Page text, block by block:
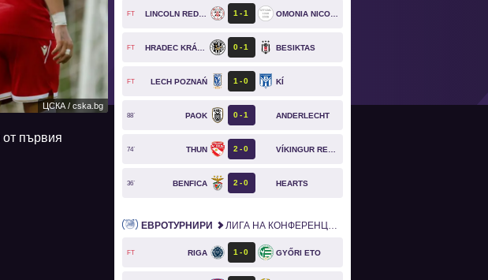
ЦСКА / cska.bg
от първия
FT 1 1
FT 0 1 BESIKTAS
FT LECH POZNAŃ 1 0 KÍ
88` PAOK 0 1 ANDERLECHT
74` THUN 2 0
36` BENFICA 2 0 HEARTS
ЕВРОТУРНИРИ ЛИГА НА КОНФЕРЕНЦИИТЕ
FT RIGA 1 0 GYŐRI ETO